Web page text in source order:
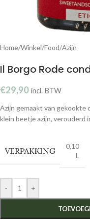
Home/Winkel/Food/Azijn
Il Borgo Rode
€29,90 incl. BTW
Azijn gemaakt van gekookte
klein beetje azijn, verouderd
VERPAKKING
0,10
L
- +